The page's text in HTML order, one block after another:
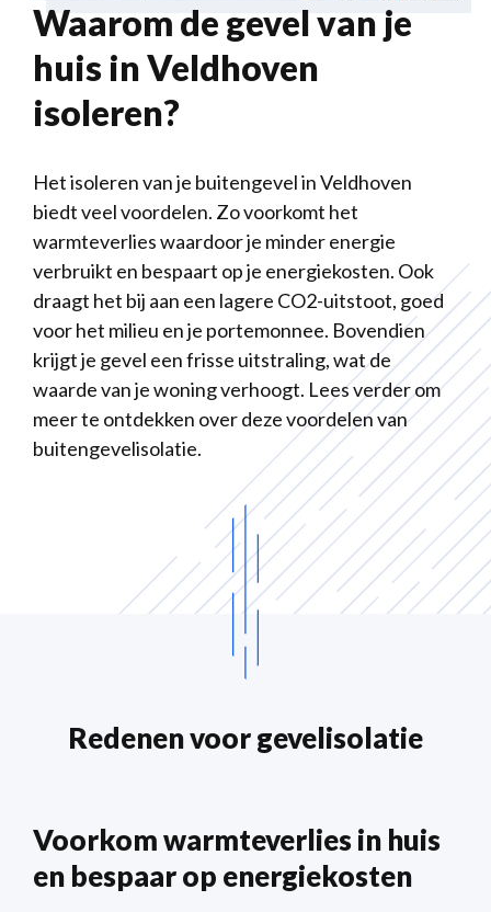
Waarom de gevel van je
huis in Veldhoven
isoleren?
Het isoleren van je buitengevel in Veldhoven
biedt veel voordelen. Zo voorkomt het
warmteverlies waardoor je minder energie
verbruikt en bespaart op je energiekosten. Ook
draagt het bij aan een lagere CO2-uitstoot, goed
voor het milieu en je portemonnee. Bovendien
krijgt je gevel een frisse uitstraling, wat de
waarde van je woning verhoogt. Lees verder om
meer te ontdekken over deze voordelen van
buitengevelisolatie.
Redenen voor gevelisolatie
Voorkom warmteverlies in huis
en bespaar op energiekosten